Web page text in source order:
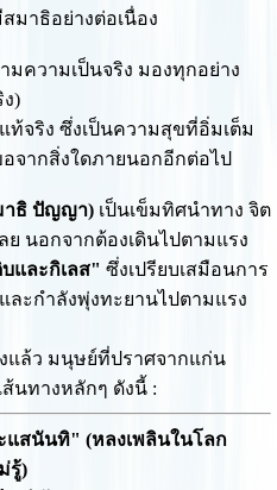
มาธิอย่างต่อเนื่อง
มความเป็นจริง มองทุกอย่าง
)
จริง ซึ่งเป็นความสุขที่อิ่มเต็ม
จากสิ่งใดภายนอกอีกต่อไป
าธิ ปัญญา)เป็นเข็มทิศนำทาง จิต
นอกจากต้องเดินไปตามแรง
ละกิเลส" ซึ่งเปรียบเสมือนการ
ละกำลังพุ่งทะยานไปตามแรง
แล้ว มนุษย์ที่ปราศจากแก่น
นทางหลักๆ ดังนี้ :
แสนันทิ" (หลงเพลินในโลก
รู้)